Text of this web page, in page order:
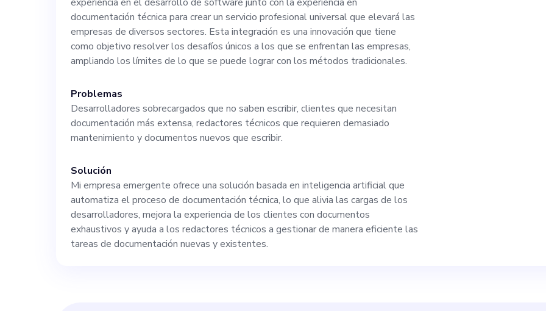
proporcionar soluciones eficientes,
adaptables. Descripción del puesto: Como nuestro
especialista en documentación
artificial, desempeñará un papel
creación, la revisión y el
documentos técnicos detallados
nuestro sistema de inteligencia
experiencia y sus habilidades de
documentación técnica para crear un servicio profesional universal que elevará las
empresas de diversos sectores. Esta integración es una innovación que tiene
como objetivo resolver los desafíos únicos a los que se enfrentan las empresas,
ampliando los límites de lo que se puede lograr con los métodos tradicionales.
Problemas
Desarrolladores sobrecargados que no saben escribir, clientes que necesitan
documentación más extensa, redactores técnicos que requieren demasiado
mantenimiento y documentos nuevos que escribir.
Solución
Mi empresa emergente ofrece una solución basada en inteligencia artificial que
automatiza el proceso de documentación técnica, lo que alivia las cargas de los
desarrolladores, mejora la experiencia de los clientes con documentos
exhaustivos y ayuda a los redactores técnicos a gestionar de manera eficiente las
tareas de documentación nuevas y existentes.